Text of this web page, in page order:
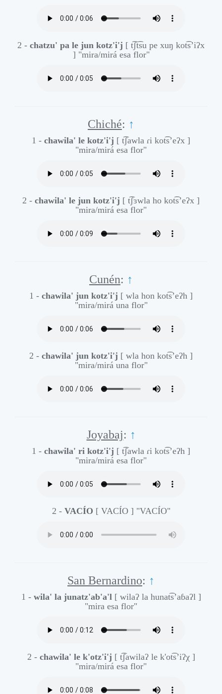
2 - chatzu' pa le jun kotz'i'j [ t͡ʃt͡su pe xuŋ kot͡s’iʔx
] "mira/mirá esa flor"
Chiché: ↑
1 - chawila' le kotz'i'j [ t͡ʃawla ɾi kot͡s’eʔx ]
"mira/mirá esa flor"
2 - chawila' le jun kotz'i'j [ t͡ʃɜwla ho kot͡s’eʔx ]
"mira/mirá esa flor"
Cunén: ↑
1 - chawila' jun kotz'i'j [ wla hon kot͡s’eʔh ]
"mira/mirá una flor"
2 - chawila' jun kotz'i'j [ wla hon kot͡s’eʔh ]
"mira/mirá una flor"
Joyabaj: ↑
1 - chawila' ri kotz'i'j [ t͡ʃawla ɾi kot͡s’eʔh ]
"mira/mirá esa flor"
2 - VACÍO [ VACÍO ] "VACÍO"
San Bernardino: ↑
1 - wila' la junatz'ab'a'l [ wilaʔ la hunat͡s’aɓaʔl ]
"mira esa flor"
2 - chawila' le k'otz'i'j [ t͡ʃawilaʔ le k'ot͡s’iʔχ ]
"mira/mirá esa flor"